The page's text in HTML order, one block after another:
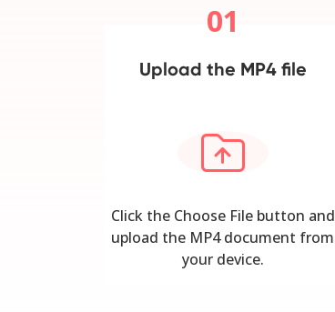
01
Upload the MP4 file
Click the Choose File button and
upload the MP4 document from
your device.